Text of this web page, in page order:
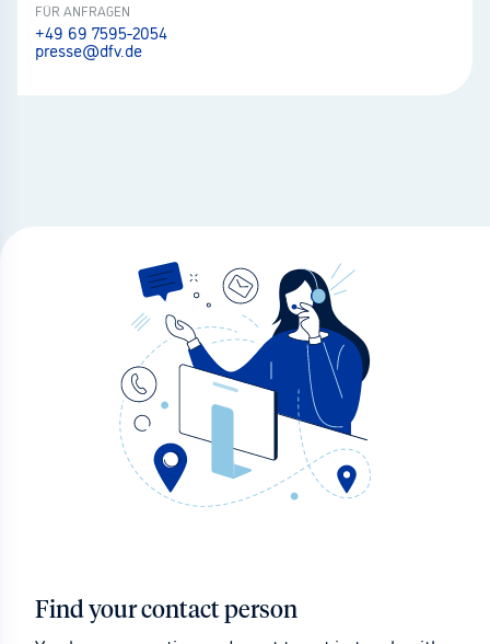
FÜR ANFRAGEN
+49 69 7595-2054
presse@dfv.de
Find your contact person